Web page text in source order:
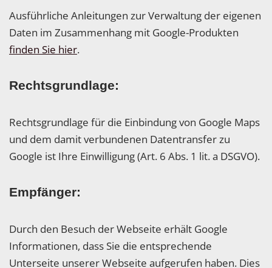
Ausführliche Anleitungen zur Verwaltung der eigenen
Daten im Zusammenhang mit Google-Produkten
finden Sie hier.
Rechtsgrundlage:
Rechtsgrundlage für die Einbindung von Google Maps
und dem damit verbundenen Datentransfer zu
Google ist Ihre Einwilligung (Art. 6 Abs. 1 lit. a DSGVO).
Empfänger:
Durch den Besuch der Webseite erhält Google
Informationen, dass Sie die entsprechende
Unterseite unserer Webseite aufgerufen haben. Dies